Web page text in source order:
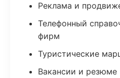
Реклама и
Телефонный
фирм
Туристические
Вакансии и резюме